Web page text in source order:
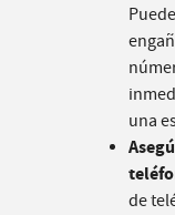
una
de